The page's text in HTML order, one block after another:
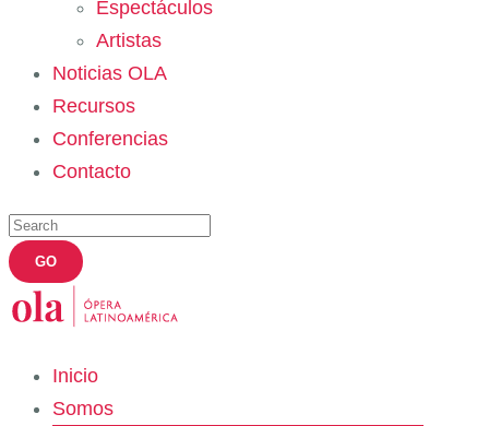
Espectáculos
Artistas
Noticias OLA
Recursos
Conferencias
Contacto
Inicio
Somos